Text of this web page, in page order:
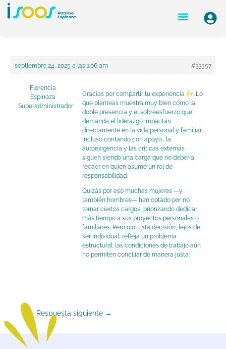
Menu
septiembre 24, 2025 a las 1:06 am #33557
Florencia
Espinoza
Superadministrador
Gracias por compartir tu experiencia
. Lo
que planteas muestra muy bien cómo la
doble presencia y el sobreesfuerzo que
demanda el liderazgo impactan
directamente en la vida personal y familiar.
Incluso contando con apoyo… la
autoexigencia y las críticas externas
siguen siendo una carga que no debería
recaer en quien asume un rol de
responsabilidad.
Quizás por eso muchas mujeres —y
también hombres— han optado por no
tomar ciertos cargos, priorizando dedicar
más tiempo a sus proyectos personales o
familiares. Pero ojo! Esta decisión, lejos de
ser individual, refleja un problema
estructural: las condiciones de trabajo aún
no permiten conciliar de manera justa.
Navegación
Respuesta siguiente →